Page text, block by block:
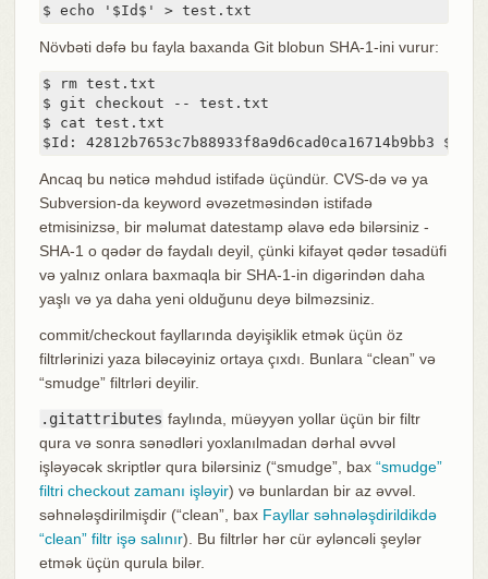
$ echo '$Id$' > test.txt
Növbəti dəfə bu fayla baxanda Git blobun SHA-1-ini vurur:
$ rm test.txt
$ git checkout -- test.txt
$ cat test.txt
$Id: 42812b7653c7b88933f8a9d6cad0ca16714b9bb3 $
Ancaq bu nəticə məhdud istifadə üçündür. CVS-də və ya
Subversion-da keyword əvəzetməsindən istifadə
etmisinizsə, bir məlumat datestamp əlavə edə bilərsiniz -
SHA-1 o qədər də faydalı deyil, çünki kifayət qədər təsadüfi
və yalnız onlara baxmaqla bir SHA-1-in digərindən daha
yaşlı və ya daha yeni olduğunu deyə bilməzsiniz.
commit/checkout fayllarında dəyişiklik etmək üçün öz
filtrlərinizi yaza biləcəyiniz ortaya çıxdı. Bunlara “clean” və
“smudge” filtrləri deyilir.
.gitattributes faylında, müəyyən yollar üçün bir filtr
qura və sonra sənədləri yoxlanılmadan dərhal əvvəl
işləyəcək skriptlər qura bilərsiniz (“smudge”, bax “smudge”
filtri checkout zamanı işləyir) və bunlardan bir az əvvəl.
səhnələşdirilmişdir (“clean”, bax Fayllar səhnələşdirildikdə
“clean” filtr işə salınır). Bu filtrlər hər cür əyləncəli şeylər
etmək üçün qurula bilər.